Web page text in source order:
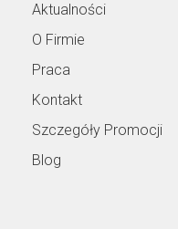
Aktualności
O Firmie
Praca
Kontakt
Szczegóły Promocji
Blog